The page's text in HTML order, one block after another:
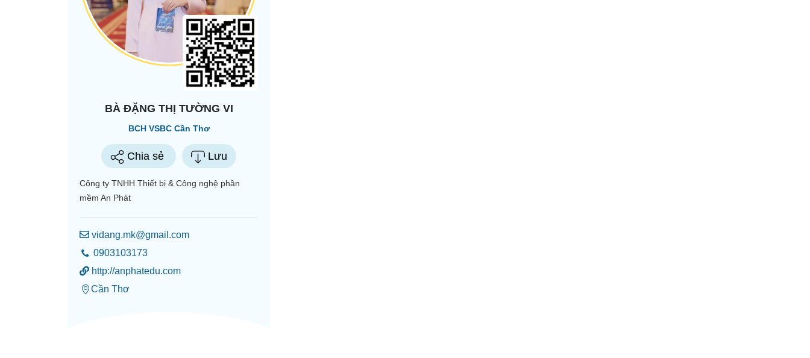
BÀ ĐẶNG THỊ TƯỜNG VI
BCH VSBC Cần Thơ
Chia sẻ Lưu
Công ty TNHH Thiết bị & Công nghệ phần
mềm An Phát
vidang.mk@gmail.com
0903103173
http://anphatedu.com
Cần Thơ